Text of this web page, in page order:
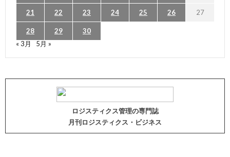
21 22 23 24 25 26 27
28 29
30
« 3月
5月 »
ロジスティクス管理の専門誌
月刊ロジスティクス・ビジネス